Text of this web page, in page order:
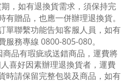
期，如有退換貨需求，須保持完
贈品，也應一併辦理退換貨。
單聯繫功能告知客服人員，如有
服務專線 0800-805-080。
品有瑕疵或送錯商品，運費將
喜好因素辦理退換貨者，運費
時請保留完整包裝及商品，如有